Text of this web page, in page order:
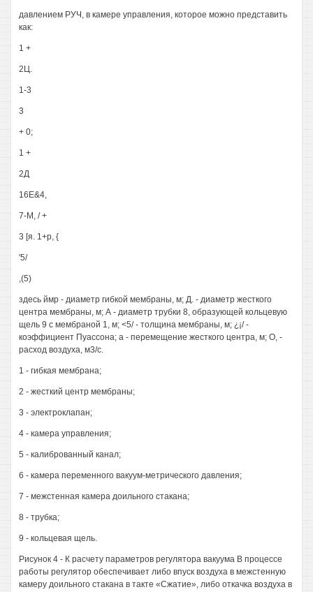
давлением РУЧ, в камере управления, которое можно представить
как:
1 +
2Ц.
1-3
3
+ 0;
1 +
2Д
16Е&4,
7-М, / +
3 [я. 1+р, {
'5/
,(5)
здесь ймр - диаметр гибкой мембраны, м; Д. - диаметр жесткого
центра мембраны, м; А - диаметр трубки 8, образующей кольцевую
щель 9 с мембраной 1, м; <5/ - толщина мембраны, м; ¿¡/ -
коэффициент Пуассона; а - перемещение жесткого центра, м; О, -
расход воздуха, м3/с.
1 - гибкая мембрана;
2 - жесткий центр мембраны;
3 - электроклапан;
4 - камера управления;
5 - калиброванный канал;
6 - камера переменного вакуум-метрического давления;
7 - межстенная камера доильного стакана;
8 - трубка;
9 - кольцевая щель.
Рисунок 4 - К расчету параметров регулятора вакуума В процессе
работы регулятор обеспечивает либо впуск воздуха в межстенную
камеру доильного стакана в такте «Сжатие», либо откачка воздуха в